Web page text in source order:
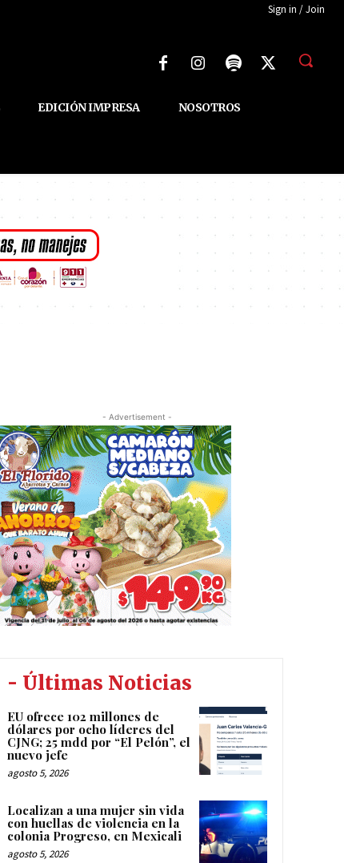
Sign in / Join
EDICIÓN IMPRESA NOSOTROS
- Advertisement -
- Últimas Noticias
EU ofrece 102 millones de
dólares por ocho líderes del
CJNG; 25 mdd por “El Pelón”, el
nuevo jefe
agosto 5, 2026
Localizan a una mujer sin vida
con huellas de violencia en la
colonia Progreso, en Mexicali
agosto 5, 2026